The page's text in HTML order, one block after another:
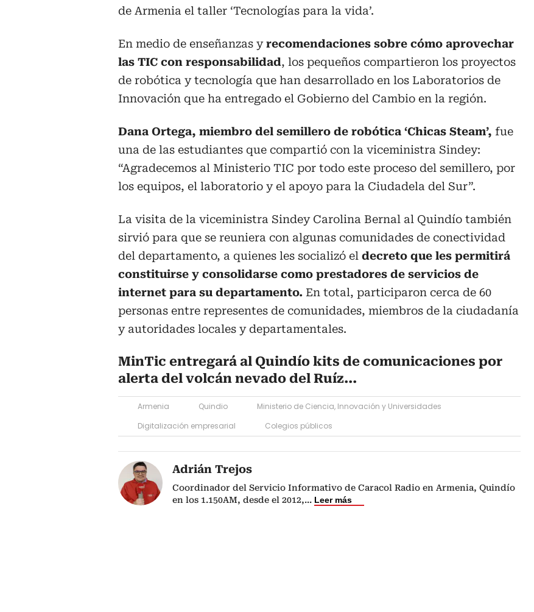
de Armenia el taller ‘Tecnologías para la vida’.
En medio de enseñanzas yrecomendaciones sobre cómo aprovechar
las TIC con responsabilidad, los pequeños compartieron los proyectos
de robótica y tecnología que han desarrollado en los Laboratorios de
Innovación que ha entregado el Gobierno del Cambio en la región.
Dana Ortega, miembro del semillero de robótica ‘Chicas Steam’, fue
una de las estudiantes que compartió con la viceministra Sindey:
“Agradecemos al Ministerio TIC por todo este proceso del semillero, por
los equipos, el laboratorio y el apoyo para la Ciudadela del Sur”.
La visita de la viceministra Sindey Carolina Bernal al Quindío también
sirvió para que se reuniera con algunas comunidades de conectividad
del departamento, a quienes les socializó el decreto que les permitirá
constituirse y consolidarse como prestadores de servicios de
internet para su departamento. En total, participaron cerca de 60
personas entre representes de comunidades, miembros de la ciudadanía
y autoridades locales y departamentales.
MinTic entregará al Quindío kits de comunicaciones por
alerta del volcán nevado del Ruíz...
Armenia Quindio
Ministerio de Ciencia, Innovación y Universidades
Digitalización empresarial
Colegios públicos
Adrián Trejos
Coordinador del Servicio Informativo de Caracol Radio en Armenia, Quindío
en los 1.150AM, desde el 2012,... Leer más